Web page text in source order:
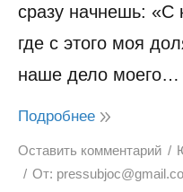
сразу начнешь: «С
где с этого моя
наше дело моего…
Подробнее
Оставить комментарий
От: